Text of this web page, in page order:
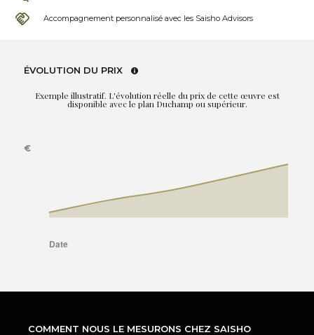
Accompagnement personnalisé avec les Saisho Advisors
ÉVOLUTION DU PRIX
Exemple illustratif. L'évolution réelle du prix de cette œuvre est
disponible avec le plan Duchamp ou supérieur.
COMMENT NOUS LE MESURONS CHEZ SAISHO